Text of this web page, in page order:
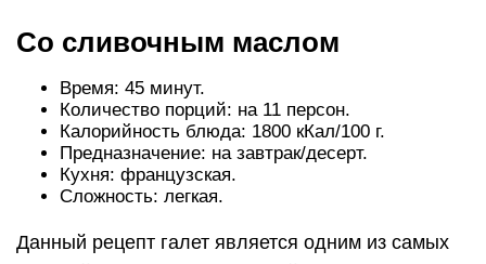
Со сливочным маслом
Время: 45 минут.
Количество порций: на 11 персон.
Калорийность блюда: 1800 кКал/100 г.
Предназначение: на завтрак/десерт.
Кухня: французская.
Сложность: легкая.
Данный рецепт галет является одним из самых